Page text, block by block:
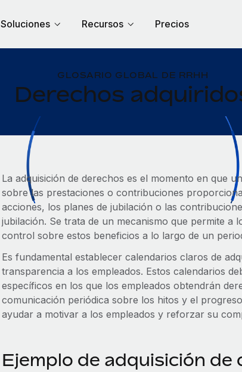
Soluciones Recursos Precios
GLOSARIO GLOBAL DE RRHH
Derechos
La adquisición de derechos es el momento en que
sobre las prestaciones o contribuciones
acciones, los planes de jubilación o las
jubilación. Se trata de un mecanismo que permite a
control sobre estos beneficios a lo largo de un
Es fundamental establecer calendarios claros de
transparencia a los empleados. Estos calendarios
específicos en los que los empleados obtendrán
comunicación periódica sobre los hitos y el
ayudar a motivar a los empleados y reforzar su
Ejemplo de adquisición de